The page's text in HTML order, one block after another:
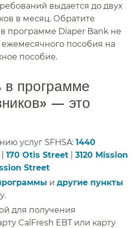
выдается до двух
в месяц. Обратите
программе Diaper Bank не
пособия на
пособие.​​
в программе
— это
услуг SFHSA: 1440
170 Otis Street
3120 Mission
Street
и другие пункты
для получения
CalFresh EBT или карту